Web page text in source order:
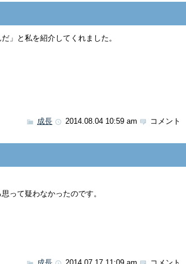
」と私を紹介してくれました。
成長 2014.08.04 10:59 am コメント
って疑わなかったのです。